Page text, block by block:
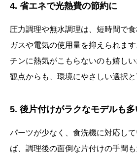
4. 省エネで光熱費の節約に
圧力調理や無水調理は、短時間で食
ガスや電気の使用量を抑えられま
チンに熱気がこもらないのも嬉し
観点からも、環境にやさしい選択と
5. 後片付けがラクなモデルも多
パーツが少なく、食洗機に対応し
ば、調理後の面倒な片付けの手間